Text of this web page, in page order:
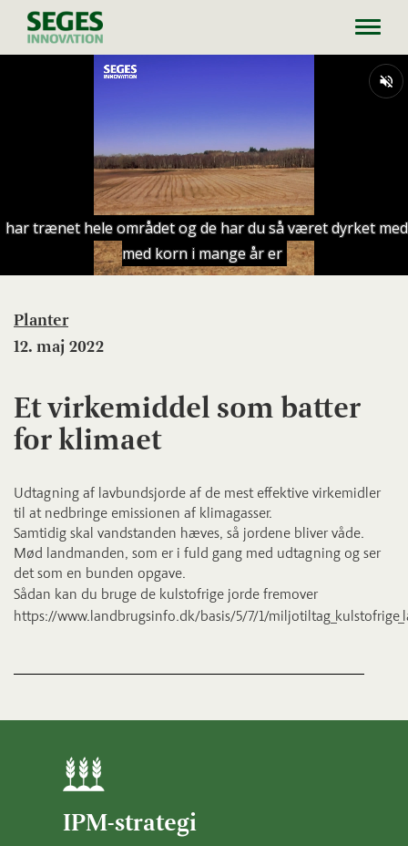
Planter
12. maj 2022
Et virkemiddel som batter
for klimaet
Udtagning af lavbundsjorde af de mest effektive virkemidler
til at nedbringe emissionen af klimagasser.
Samtidig skal vandstanden hæves, så jordene bliver våde.
Mød landmanden, som er i fuld gang med udtagning og ser
det som en bunden opgave.
Sådan kan du bruge de kulstofrige jorde fremover
https://www.landbrugsinfo.dk/basis/5/7/1/
IPM-strategi